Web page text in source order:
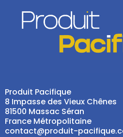
Produit Pacifique
8 Impasse des Vieux Chênes
81500 Massac Séran
France Métropolitaine
contact@produit-